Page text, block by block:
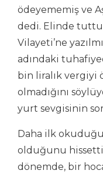
ödeyememiş ve
dedi. Elinde
Vilayeti’ne
adındaki
bin liralık vergiyi
olmadığını
yurt sevgisinin
Daha ilk
olduğunu
dönemde, bir